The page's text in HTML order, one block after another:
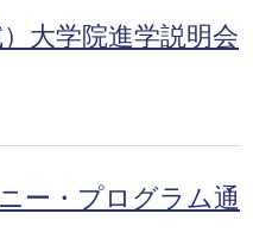
大学院進学説明会
ー・プログラム通